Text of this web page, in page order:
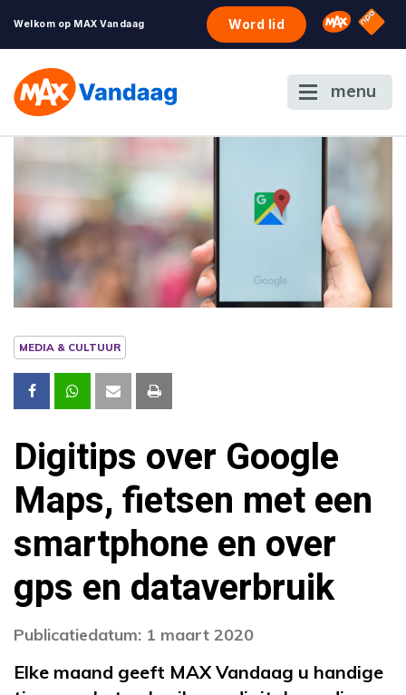
Welkom op MAX Vandaag Word lid Omroep
NPO
menu
MEDIA & CULTUUR
Digitips over Google
Maps, fietsen met een
smartphone en over
gps en dataverbruik
Publicatiedatum: 1 maart 2020
Elke maand geeft MAX Vandaag u handige